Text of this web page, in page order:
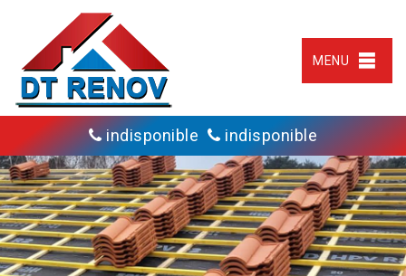
MENU
indisponible indisponible